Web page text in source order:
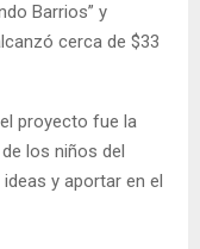
Barrios” y
cerca de $33
proyecto fue la
los niños del
y aportar en el